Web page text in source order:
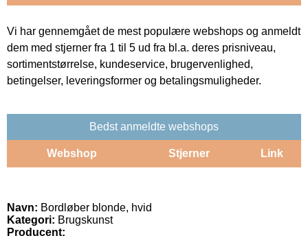
Vi har gennemgået de mest populære webshops og anmeldt
dem med stjerner fra 1 til 5 ud fra bl.a. deres prisniveau,
sortimentstørrelse, kundeservice, brugervenlighed,
betingelser, leveringsformer og betalingsmuligheder.
Bedst anmeldte webshops
Webshop Stjerner Link
Navn: Bordløber blonde, hvid
Kategori: Brugskunst
Producent: